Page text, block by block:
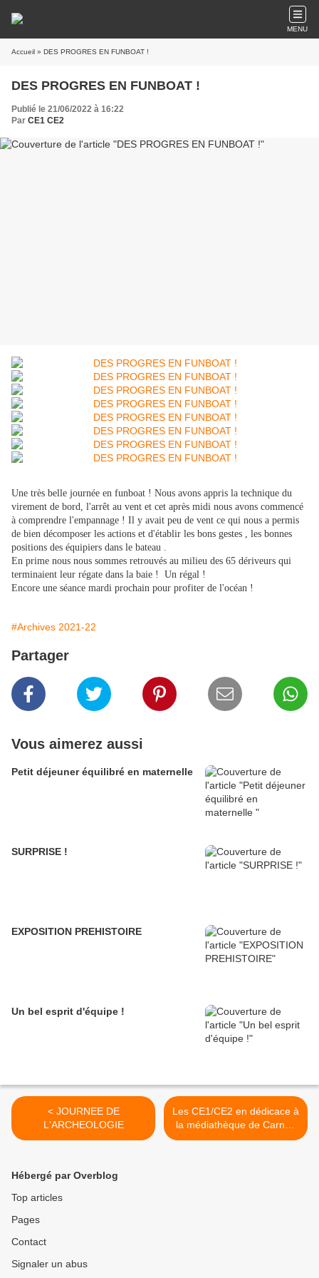
MENU
Accueil » DES PROGRES EN FUNBOAT !
DES PROGRES EN FUNBOAT !
Publié le 21/06/2022 à 16:22
Par CE1 CE2
Une très belle journée en funboat ! Nous avons appris la technique du
virement de bord, l'arrêt au vent et cet après midi nous avons commencé
à comprendre l'empannage ! Il y avait peu de vent ce qui nous a permis
de bien décomposer les actions et d'établir les bons gestes , les bonnes
positions des équipiers dans le bateau .
En prime nous nous sommes retrouvés au milieu des 65 dériveurs qui
terminaient leur régate dans la baie ! Un régal !
Encore une séance mardi prochain pour profiter de l'océan !
#Archives 2021-22
Partager
Vous aimerez aussi
Petit déjeuner équilibré en maternelle
SURPRISE !
EXPOSITION PREHISTOIRE
Un bel esprit d'équipe !
< JOURNEE DE
L'ARCHEOLOGIE
Les CE1/CE2 en dédicace à
la médiathèque de Carnac
>
Hébergé par Overblog
Top articles
Pages
Contact
Signaler un abus